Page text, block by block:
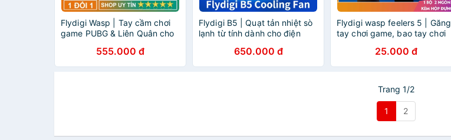
Flydigi Wasp | Tay cầm chơi
game PUBG & Liên Quân cho
555.000 đ
Flydigi B5 | Quạt tản nhiệt sò
lạnh từ tính dành cho điện
650.000 đ
Flydigi wasp feelers 5 | Găng
tay chơi game, bao tay chơi
tay siêu nhạy giá rẻ 2 ngón
25.000 đ
Trang 1/2
1 2